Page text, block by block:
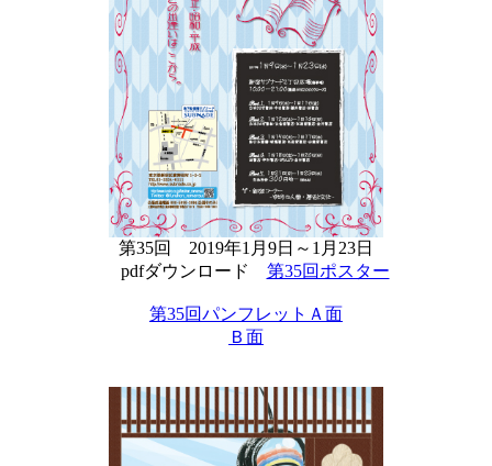
第35回 2019年1月9日～1月23日
pdfダウンロード 第35回ポスター
第35回パンフレットＡ面
Ｂ面